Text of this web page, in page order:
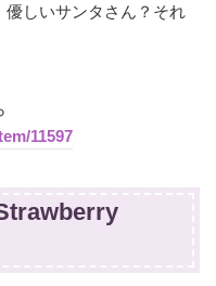
しいサンタさん？それ
11597